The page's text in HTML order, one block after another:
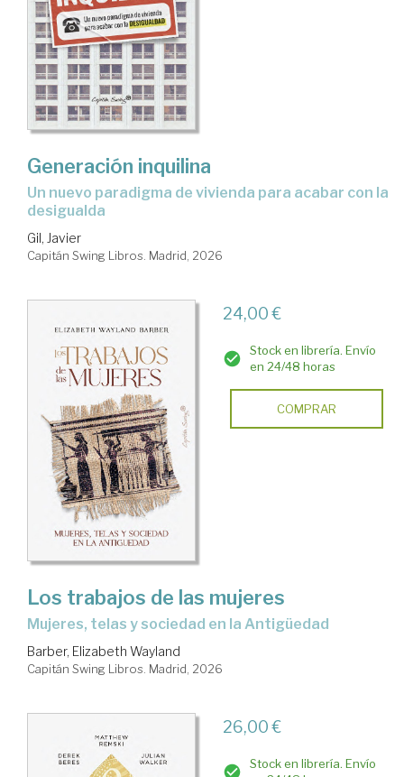
Generación inquilina
Un nuevo paradigma de vivienda para acabar con la
desigualda
Gil, Javier
Capitán Swing Libros. Madrid, 2026
24,00 €
Stock en librería. Envío
en 24/48 horas
COMPRAR
Los trabajos de las mujeres
Mujeres, telas y sociedad en la Antigüedad
Barber, Elizabeth Wayland
Capitán Swing Libros. Madrid, 2026
26,00 €
Stock en librería. Envío